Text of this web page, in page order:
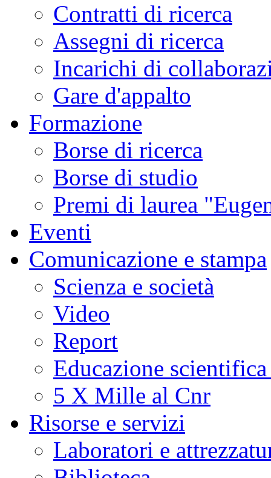
Contratti di ricerca
Assegni di ricerca
Incarichi di
Gare d'appalto
Formazione
Borse di ricerca
Borse di studio
Premi di laurea
Eventi
Comunicazione e stampa
Scienza e società
Video
Report
Educazione
5 X Mille al Cnr
Risorse e servizi
Laboratori e